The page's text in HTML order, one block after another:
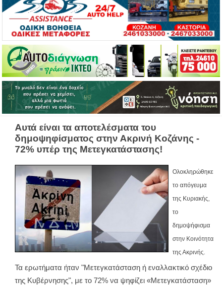
Αυτά είναι τα αποτελέσματα του
δημοψηφίσματος στην Ακρινή Κοζάνης -
72% υπέρ της Μετεγκατάστασης!
Ολοκληρώθηκε
το απόγευμα
της Κυριακής,
το
δημοψήφισμα
στην Κοινότητα
της Ακρινής.
Τα ερωτήματα ήταν "Μετεγκατάσταση ή εναλλακτικό σχέδιο
της Κυβέρνησης", με το 72% να ψηφίζει «Μετεγκατάσταση»